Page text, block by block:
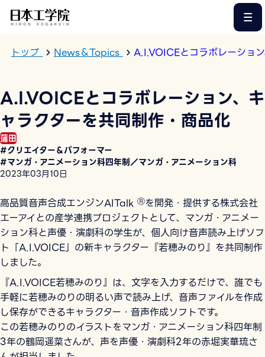
トップ News＆Topics A.I.VOICEとコラボレーショ
A.I.VOICEとコラボレーション、キ
ャラクターを共同制作・商品化
蒲田
#クリエイター＆パフォーマー
#マンガ・アニメーション科四年制／マンガ・アニメーション科
2023年03月10日
高品質音声合成エンジンAITalk Ⓡを開発・提供する株式会社
エーアイとの産学連携プロジェクトとして、マンガ・アニメー
ション科と声優・演劇科の学生が、個人向け音声読み上げソフ
ト「A.I.VOICE」の新キャラクター『若穂みのり』を共同制作
しました。
『A.I.VOICE若穂みのり』は、文字を入力するだけで、誰でも
手軽に若穂みのりの明るい声で読み上げ、音声ファイルを作成
し保存ができるキャラクター・音声作成ソフトです。
この若穂みのりのイラストをマンガ・アニメーション科四年制
3年の鶴岡遥菜さんが、声を声優・演劇科2年の赤堀実華琉さ